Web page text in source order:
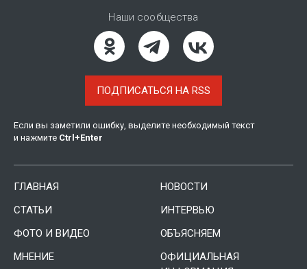
Наши сообщества
ПОДПИСАТЬСЯ НА RSS
Если вы заметили ошибку, выделите необходимый текст
и нажмите Ctrl +Enter
ГЛАВНАЯ
НОВОСТИ
СТАТЬИ
ИНТЕРВЬЮ
ФОТО И ВИДЕО
ОБЪЯСНЯЕМ
МНЕНИЕ
ОФИЦИАЛЬНАЯ